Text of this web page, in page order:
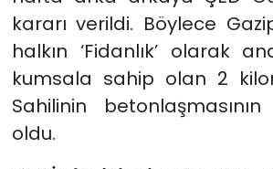
kararı verildi. Böylece
halkın ‘Fidanlık’ olarak
kumsala sahip olan 2
Sahilinin
oldu.